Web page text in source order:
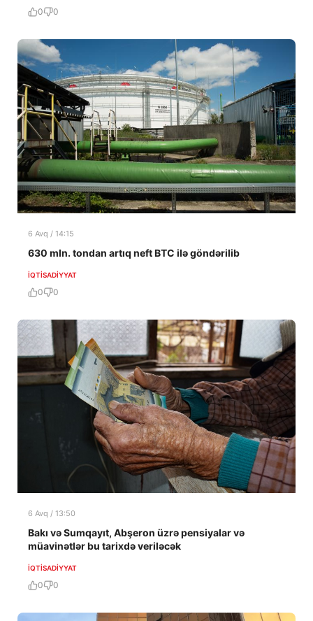
0 0
6 Avq / 14:15
630 mln. tondan artıq neft BTC ilə göndərilib
İQTISADIYYAT
0 0
6 Avq / 13:50
Bakı və Sumqayıt, Abşeron üzrə pensiyalar və
müavinətlər bu tarixdə veriləcək
İQTISADIYYAT
0 0